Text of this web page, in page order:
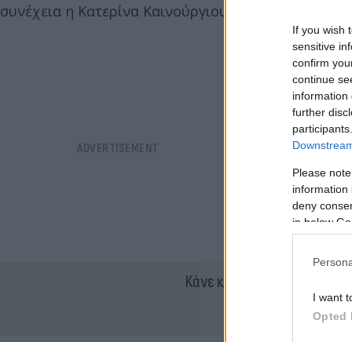
If you wish
sensitive
confirm
continue
information
further
Please
information
deny
in below
I want
Opted
συνέχεια η Κατερίνα Καινούργιου.
Κάνε κλικ και δες